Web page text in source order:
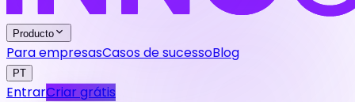
Producto
Para empresasCasos de sucessoBlog
PT
EntrarCriar grátis